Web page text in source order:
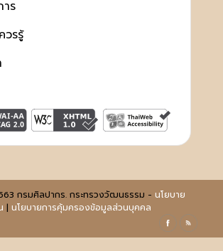
ร
วรรู้
กรมศิลปากร. กระทรวงวัฒนธรรม - นโยบาย
| นโยบายการคุ้มครองข้อมูลส่วนบุคคล